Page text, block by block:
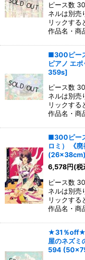
ピース数
ネルは別売
リックする
作品名・商
■300ピー
ピアノ エ
359s]
ピース数
ネルは別売
リックする
作品名・商
■300ピー
ロミ） 《
(26×38cm)
6,578円(税
ピース数
ネルは別売
リックする
作品名・商
★31％
屋のネズミ
594